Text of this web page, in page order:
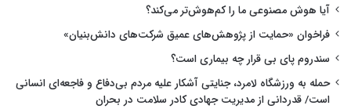
آیا هوش مصنوعی ما را کم‌هوش‌تر می‌کند؟
فراخوان «حمایت از پژوهش‌های عمیق شرکت‌های دانش‌بنیان»
سندروم پای بی قرار چه بیماری است؟
حمله به ورزشگاه لامرد، جنایتی آشکار علیه مردم بی‌دفاع و فاجعه‌ای انسانی
است/ قدردانی از مدیریت جهادی کادر سلامت در بحران